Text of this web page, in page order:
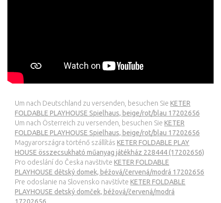
Um nach Deutschland zu versenden, besuchen Sie KETER
FOLDABLE PLAYHOUSE Spielhaus, beige/rot/blau 17202656
Um nach Österreich zu versenden, besuchen Sie KETER
FOLDABLE PLAYHOUSE Spielhaus, beige/rot/blau 17202656
Magyarországra történő szállítás KETER FOLDABLE PLAY
HOUSE összecsukható műanyag játékház 228444 (17202656)
Pro odeslání do Česka navštivte KETER FOLDABLE
PLAYHOUSE dětský domek, béžová/červená/modrá 17202656
Pre odoslanie na Slovensko navštívte KETER FOLDABLE
PLAYHOUSE detský domček, béžová/červená/modrá
17202656